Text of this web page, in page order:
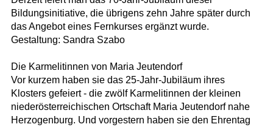
Bildungsinitiative, die übrigens zehn Jahre später durch
das Angebot eines Fernkurses ergänzt wurde.
Gestaltung: Sandra Szabo
Die Karmelitinnen von Maria Jeutendorf
Vor kurzem haben sie das 25-Jahr-Jubiläum ihres
Klosters gefeiert - die zwölf Karmelitinnen der kleinen
niederösterreichischen Ortschaft Maria Jeutendorf nahe
Herzogenburg. Und vorgestern haben sie den Ehrentag